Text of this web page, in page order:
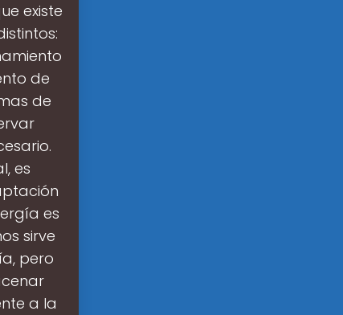
existe
de
de
es
es
sirve
pero
a la